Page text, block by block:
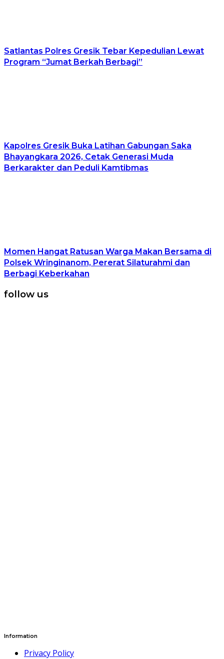
Satlantas Polres Gresik Tebar Kepedulian Lewat
Program “Jumat Berkah Berbagi”
Kapolres Gresik Buka Latihan Gabungan Saka
Bhayangkara 2026, Cetak Generasi Muda
Berkarakter dan Peduli Kamtibmas
Momen Hangat Ratusan Warga Makan Bersama di
Polsek Wringinanom, Pererat Silaturahmi dan
Berbagi Keberkahan
follow us
Information
Privacy Policy